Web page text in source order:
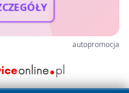
autopromocja